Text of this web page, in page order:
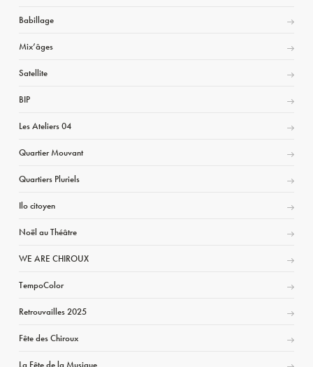
Babillage
Mix’âges
Satellite
BIP
Les Ateliers 04
Quartier Mouvant
Quartiers Pluriels
Ilo citoyen
Noël au Théâtre
WE ARE CHIROUX
TempoColor
Retrouvailles 2025
Fête des Chiroux
La Fête de la Musique